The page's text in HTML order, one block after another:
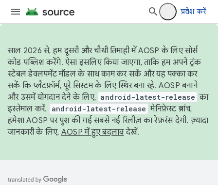
प्रवेश करें
साल 2026 से, हम दूसरी और चौथी तिमाही में AOSP के लिए सोर्स
कोड पब्लिश करेंगे. ऐसा इसलिए किया जाएगा, ताकि हम अपने ट्रंक
स्टेबल डेवलपमेंट मॉडल के साथ काम कर सकें और यह पक्का कर
सकें कि प्लैटफ़ॉर्म, पूरे सिस्टम के लिए स्थिर बना रहे. AOSP बनाने
और उसमें योगदान देने के लिए, android-latest-release का
इस्तेमाल करें.
android-latest-release मेनिफ़ेस्ट ब्रांच,
हमेशा AOSP पर पुश की गई सबसे नई रिलीज़ का रेफ़रंस देगी. ज़्यादा
जानकारी के लिए, AOSP में हुए बदलावदेखें.